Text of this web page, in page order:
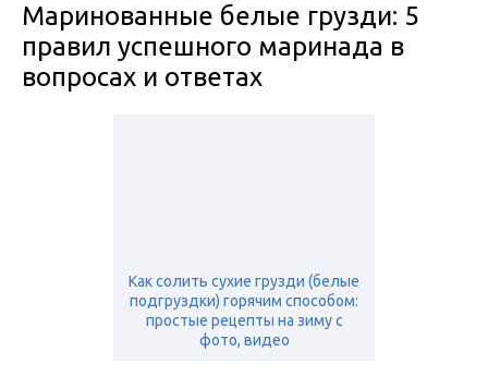
Маринованные белые грузди: 5
правил успешного маринада в
вопросах и ответах
Как солить сухие грузди (белые
подгруздки) горячим способом:
простые рецепты на зиму с
фото, видео